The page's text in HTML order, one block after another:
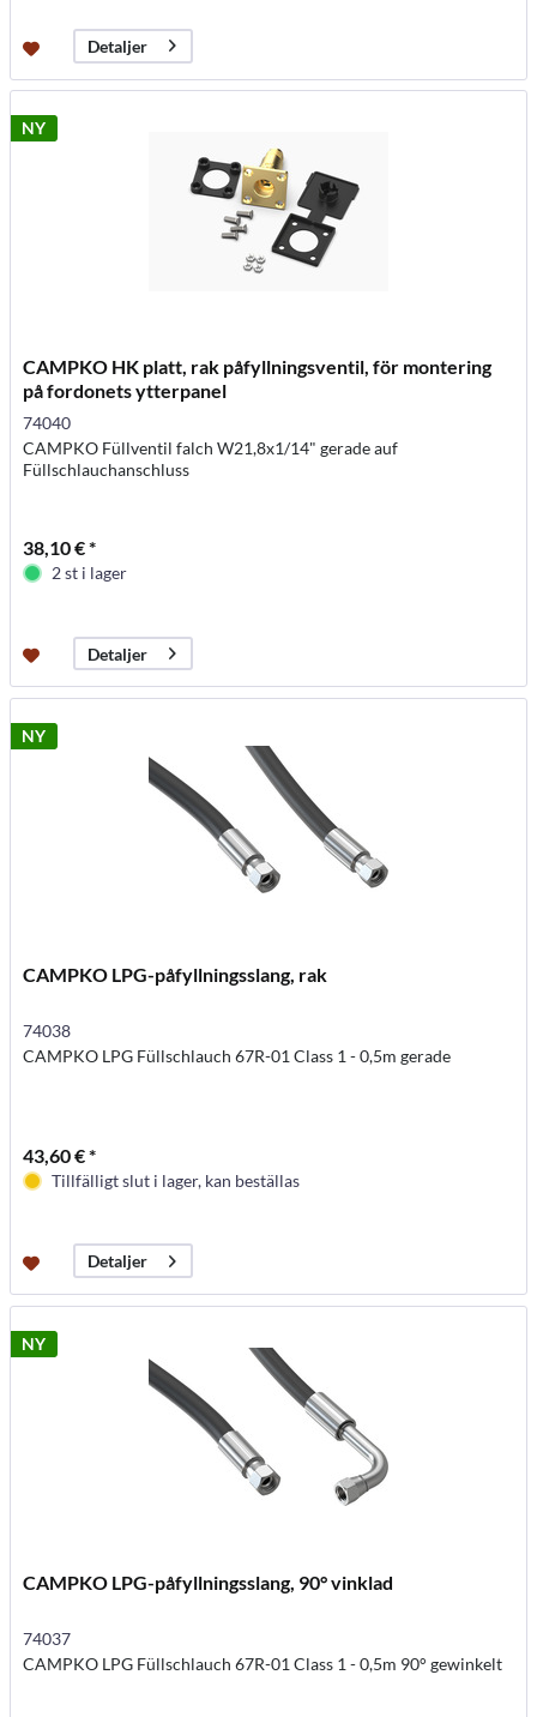
Detaljer
NY
CAMPKO HK platt, rak påfyllningsventil, för montering
på fordonets ytterpanel
74040
CAMPKO Füllventil falch W21,8x1/14" gerade auf
Füllschlauchanschluss
38,10 € *
2 st i lager
Detaljer
NY
CAMPKO LPG-påfyllningsslang, rak
74038
CAMPKO LPG Füllschlauch 67R-01 Class 1 - 0,5m gerade
43,60 € *
Tillfälligt slut i lager, kan beställas
Detaljer
NY
CAMPKO LPG-påfyllningsslang, 90° vinklad
74037
CAMPKO LPG Füllschlauch 67R-01 Class 1 - 0,5m 90° gewinkelt